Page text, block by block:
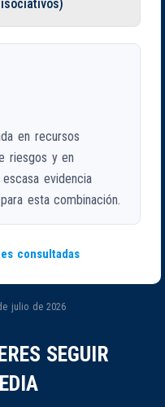
en recursos
riesgos y en
evidencia
esta combinación.
consultadas
julio de 2026
SEGUIR